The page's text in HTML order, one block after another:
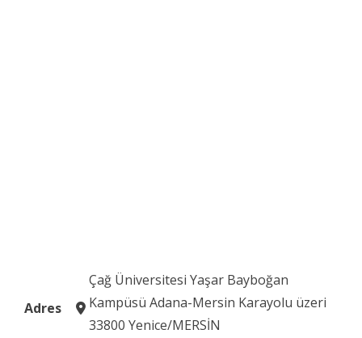
Adres
Çağ Üniversitesi Yaşar Bayboğan
Kampüsü Adana-Mersin Karayolu üzeri
33800 Yenice/MERSİN